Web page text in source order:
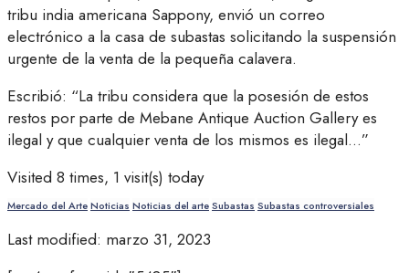
tribu india americana Sappony, envió un correo
electrónico a la casa de subastas solicitando la suspensión
urgente de la venta de la pequeña calavera.
Escribió: “La tribu considera que la posesión de estos
restos por parte de Mebane Antique Auction Gallery es
ilegal y que cualquier venta de los mismos es ilegal…”
Visited 8 times, 1 visit(s) today
Mercado del ArteNoticias Noticias del arteSubastas Subastas controversiales
Last modified: marzo 31, 2023